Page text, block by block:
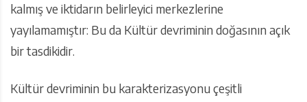
kalmış ve iktidarın belirleyici merkezlerine
yayılamamıştır: Bu da Kültür devriminin doğasının açık
bir tasdikidir.
Kültür devriminin bu karakterizasyonu çeşitli